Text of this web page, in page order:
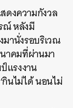
ดงความกังวล
ณ์ หลังมี
านั่งรอบริเวณ
าคมที่ผ่านมา
แรงงาน
นไม่ได้ นอนไม่